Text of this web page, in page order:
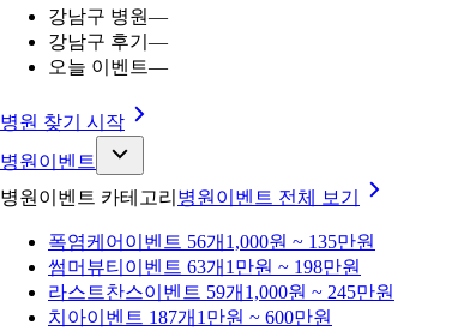
강남구 병원—
강남구 후기 —
오늘 이벤트—
병원 찾기 시작
병원이벤트
병원이벤트 카테고리 병원이벤트 전체 보기
폭염케어 이벤트 56개 1,000원 ~ 135만원
썸머뷰티 이벤트 63개 1만원 ~ 198만원
라스트찬스이벤트 59개 1,000원 ~ 245만원
치아이벤트 187개 1만원 ~ 600만원